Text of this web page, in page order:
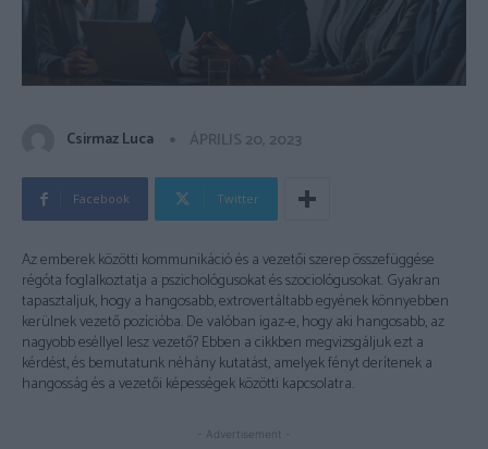
Csirmaz Luca ÁPRILIS 20, 2023
Facebook Twitter
Az emberek közötti kommunikáció és a vezetői szerep összefüggése
régóta foglalkoztatja a pszichológusokat és szociológusokat. Gyakran
tapasztaljuk, hogy a hangosabb, extrovertáltabb egyének könnyebben
kerülnek vezető pozícióba. De valóban igaz-e, hogy aki hangosabb, az
nagyobb eséllyel lesz vezető? Ebben a cikkben megvizsgáljuk ezt a
kérdést, és bemutatunk néhány kutatást, amelyek fényt derítenek a
hangosság és a vezetői képességek közötti kapcsolatra.
- Advertisement -